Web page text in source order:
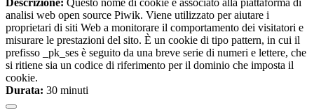
Descrizione: Questo nome di cookie è associato alla piattaforma di
analisi web open source Piwik. Viene utilizzato per aiutare i
proprietari di siti Web a monitorare il comportamento dei visitatori e
misurare le prestazioni del sito. È un cookie di tipo pattern, in cui il
prefisso _pk_ses è seguito da una breve serie di numeri e lettere, che
si ritiene sia un codice di riferimento per il dominio che imposta il
cookie.
Durata: 30 minuti